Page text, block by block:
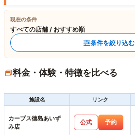
現在の条件
すべての店舗 / おすすめ順
条件を絞り込む
料金・体験・特徴を比べる
施設名
リンク
カーブス徳島あいず
み店
公式 予約